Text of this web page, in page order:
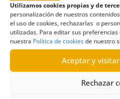
Utilizamos cookies propias y de
personalización de nuestros
el uso de cookies, rechazarlas o
utilizadas. Para editar sus
nuestra Política de cookiesde nuestro
Aceptar y
Rechazar